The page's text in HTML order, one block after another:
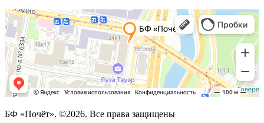
БФ «Почёт». ©2026. Все права защищены